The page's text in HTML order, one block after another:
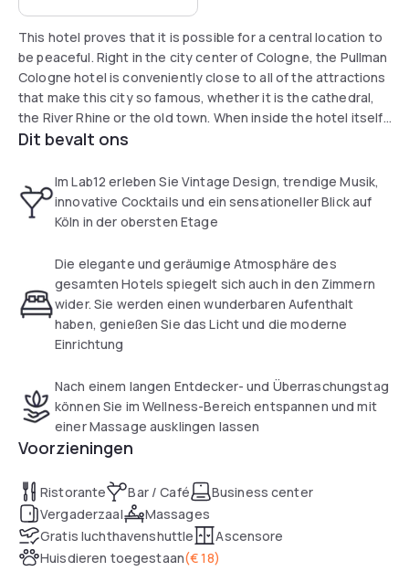
This hotel proves that it is possible for a central location to
be peaceful. Right in the city center of Cologne, the Pullman
Cologne hotel is conveniently close to all of the attractions
that make this city so famous, whether it is the cathedral,
the River Rhine or the old town. When inside the hotel itself,
you will feel the city energy transform into an atmosphere
hotel creates a stylish space for creativity and exciting
encounters.
Dit bevalt ons
Im Lab12 erleben Sie Vintage Design, trendige Musik,
innovative Cocktails und ein sensationeller Blick auf
Köln in der obersten Etage
Die elegante und geräumige Atmosphäre des
gesamten Hotels spiegelt sich auch in den Zimmern
wider. Sie werden einen wunderbaren Aufenthalt
haben, genießen Sie das Licht und die moderne
Einrichtung
Nach einem langen Entdecker- und Überraschungstag
können Sie im Wellness-Bereich entspannen und mit
einer Massage ausklingen lassen
Voorzieningen
Ristorante Bar / Café
Business center
Vergaderzaal
Massages
Gratis luchthavenshuttle
Ascensore
Huisdieren toegestaan(€ 18)